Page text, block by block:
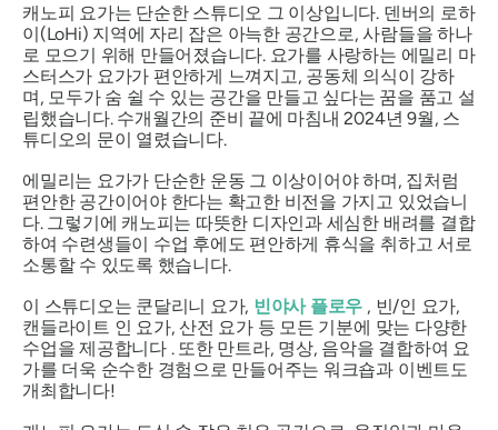
캐노피 요가는 단순한 스튜디오 그 이상입니다. 덴버의 로하
이(LoHi) 지역에 자리 잡은 아늑한 공간으로, 사람들을 하나
로 모으기 위해 만들어졌습니다. 요가를 사랑하는 에밀리 마
스터스가 요가가 편안하게 느껴지고, 공동체 의식이 강하
며, 모두가 숨 쉴 수 있는 공간을 만들고 싶다는 꿈을 품고 설
립했습니다. 수개월간의 준비 끝에 마침내 2024년 9월, 스
튜디오의 문이 열렸습니다.
에밀리는 요가가 단순한 운동 그 이상이어야 하며, 집처럼
편안한 공간이어야 한다는 확고한 비전을 가지고 있었습니
다. 그렇기에 캐노피는 따뜻한 디자인과 세심한 배려를 결합
하여 수련생들이 수업 후에도 편안하게 휴식을 취하고 서로
소통할 수 있도록 했습니다.
이 스튜디오는 쿤달리니 요가, 빈야사 플로우 , 빈/인 요가,
캔들라이트 인 요가, 산전 요가 등 모든 기분에 맞는 다양한
수업을 제공합니다 . 또한 만트라, 명상, 음악을 결합하여 요
가를 더욱 순수한 경험으로 만들어주는 워크숍과 이벤트도
개최합니다!